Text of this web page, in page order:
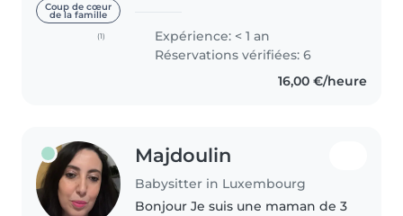
Coup de cœur
de la famille
(1)
preschoolers, gradeschoolers,
and teenagers. I hold a
Expérience: < 1 an
Réservations vérifiées: 6
16,00 €/heure
Majdoulin
Babysitter in Luxembourg
Bonjour Je suis une maman de 3